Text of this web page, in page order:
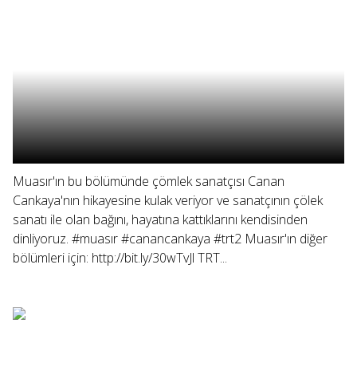
Muasır'ın bu bölümünde çömlek sanatçısı Canan
Cankaya'nın hikayesine kulak veriyor ve sanatçının çölek
sanatı ile olan bağını, hayatına kattıklarını kendisinden
dinliyoruz. #muasır #canancankaya #trt2 Muasır'ın diğer
bölümleri için: http://bit.ly/30wTvJl TRT...